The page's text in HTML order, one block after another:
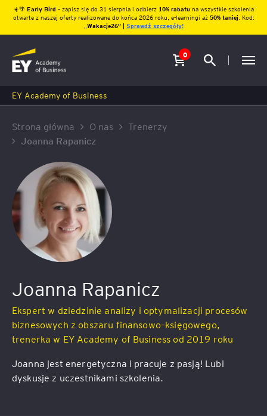
☀️🌴 Early Bird – zapisz się do 31 sierpnia i odbierz10% rabatu na wszystkie szkolenia
otwarte z naszej oferty realizowane do końca 2026 roku, e-learningi aż 50% taniej. Kod:
Wakacje26″ | Sprawdź szczegóły!
0
EY Academy of Business
Strona główna O nas
Trenerzy
Joanna Rapanicz
Joanna Rapanicz
Ekspert w dziedzinie analizy i optymalizacji procesów
biznesowych z obszaru finansowo–księgowego,
trenerka w EY Academy of Business od 2019 roku
Joanna jest energetyczna i pracuje z pasją! Lubi
dyskusje z uczestnikami szkolenia.